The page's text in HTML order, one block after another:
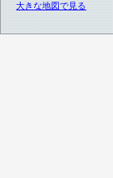
大きな地図で見る